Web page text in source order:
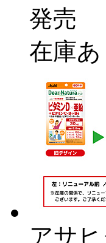
発売
在庫あ
アサ